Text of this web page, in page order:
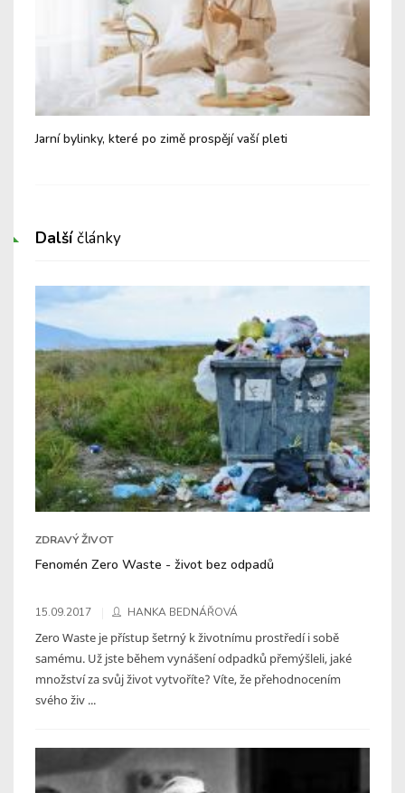
Jarní bylinky, které po zimě prospějí vaší pleti
Dalšíčlánky
ZDRAVÝ ŽIVOT
Fenomén Zero Waste - život bez odpadů
15.09.2017 HANKA BEDNÁŘOVÁ
Zero Waste je přístup šetrný k životnímu prostředí i sobě
samému. Už jste během vynášení odpadků přemýšleli, jaké
množství za svůj život vytvoříte? Víte, že přehodnocením
svého živ ...